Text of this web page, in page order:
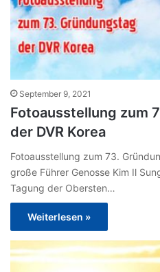
September 9, 2021
Fotoausstellung zum
der DVR Korea
Fotoausstellung zum 73.
große Führer Genosse Kim Il
Tagung der Obersten…
Weiterlesen »